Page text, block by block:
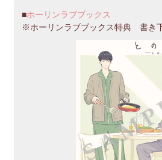
ホーリンラブブックス
※ホーリンラブブックス特典 書き